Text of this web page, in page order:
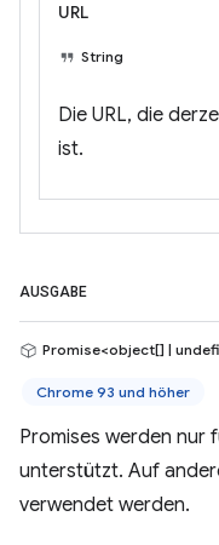
URL
String
Die URL, die
ist.
AUSGABE
Promise<object[] |
Chrome 93 und höher
Promises werden nur
unterstützt. Auf
verwendet werden.